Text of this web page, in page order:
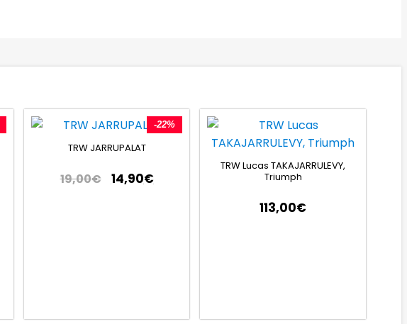
-22%
TRW JARRUPALAT
19,00€ 14,90€
TRW Lucas TAKAJARRULEVY,
Triumph
113,00€